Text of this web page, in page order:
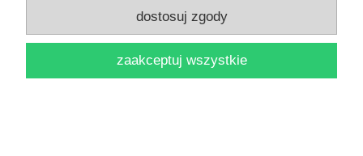
pokaż pełną wersję strony
Sklep internetowy Shoper Premium
dostosuj zgody
zaakceptuj wszystkie